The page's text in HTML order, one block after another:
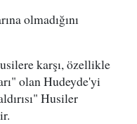
olmadığını
karşı, özellikle
olan Hudeyde'yi
Husiler